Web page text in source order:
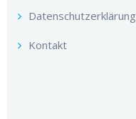
Datenschutzerklärung
Kontakt